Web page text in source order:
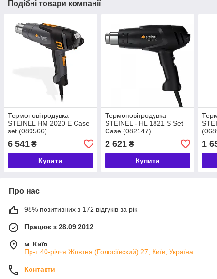
Подібні товари компанії
Термоповітродувка
STEINEL HM 2020 E Case
set (089566)
6 541 ₴
Купити
Термоповітродувка
STEINEL - HL 1821 S Set
Case (082147)
2 621₴
Купити
1
Про нас
98% позитивних з 172 відгуків за рік
Працює з 28.09.2012
м. Київ
Пр-т 40-річчя Жовтня (Голосіївский) 27, Київ, Україна
Контакти